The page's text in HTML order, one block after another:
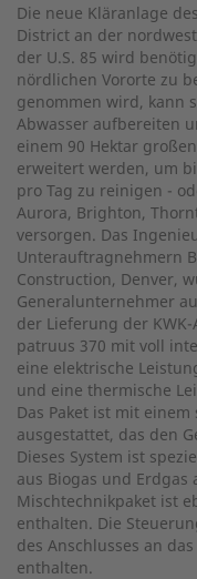
Die neue Kläranlage
District an der
der U.S. 85 wird
nördlichen Vororte zu
genommen wird, kann
Abwasser aufbereiten
einem 90 Hektar
erweitert werden, um
pro Tag zu reinigen -
Aurora, Brighton,
versorgen. Das
Unterauftragnehmern
Construction, Denver,
Generalunternehmer
der Lieferung der
patruus 370 mit voll
eine elektrische
und eine thermische
Das Paket ist mit
ausgestattet, das den
Dieses System ist
aus Biogas und Erdgas
Mischtechnikpaket ist
enthalten. Die
des Anschlusses an
enthalten.